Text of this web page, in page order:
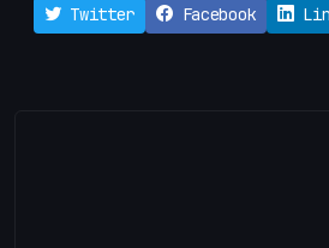
Twitter Facebook